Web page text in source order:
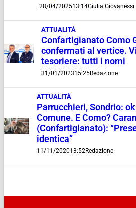
28/04/202513:14Giulia Giovanessi
ATTUALITÀ
Confartigianato Como
confermati al vertice.
tesoriere: tutti i nomi
31/01/202315:25Redazione
ATTUALITÀ
Parrucchieri, Sondrio:
Comune. E Como?
(Confartigianato):
identica”
11/11/202013:52Redazione